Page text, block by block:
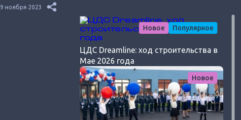
9 ноября 2023
Новое Популярное
ЦДС Dreamline: ход строительства в
Мае 2026 года
Новое